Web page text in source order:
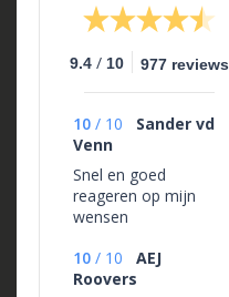
9.4 / 10 977 reviews
10 / 10
Sander vd
Venn
Snel en goed
reageren op mijn
wensen
10 / 10
AEJ
Roovers